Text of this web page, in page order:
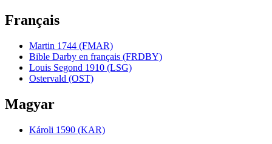
Français
Martin 1744 (FMAR)
Bible Darby en français (FRDBY)
Louis Segond 1910 (LSG)
Ostervald (OST)
Magyar
Károli 1590 (KAR)